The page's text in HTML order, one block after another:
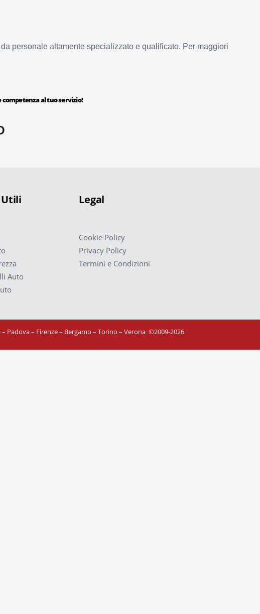
personale altamente specializzato e qualificato. Per maggiori
competenza al tuo servizio!
Auto
Legal
Cookie Policy
Privacy Policy
Termini e Condizioni
Padova – Firenze – Bergamo – Torino – Verona ©2009-2026